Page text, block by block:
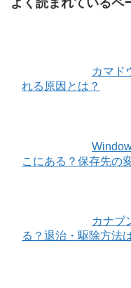
よく読まれているペ
カマド
れる原因とは？
こにある？保存先の
カナブ
る？退治・駆除方法